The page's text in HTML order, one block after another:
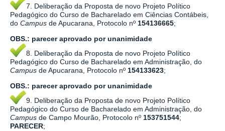
7. Deliberação da Proposta de novo Projeto Político
Pedagógico do Curso de Bacharelado em Ciências Contábeis,
do Campus de Apucarana, Protocolo nº 154136665;
OBS.: parecer aprovado porunanimidade
8. Deliberação da Proposta de novo Projeto Político
Pedagógico do Curso de Bacharelado em Administração, do
Campus de Apucarana, Protocolo nº 154133623;
OBS.: parecer aprovado porunanimidade
9. Deliberação da Proposta de novo Projeto Político
Pedagógico do Curso de Bacharelado em Administração, do
Campus de Campo Mourão, Protocolo nº 153751544;
PARECER;